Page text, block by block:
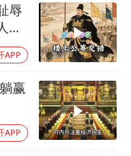
把枪口对准中国记者
言广告视频已下架
在海上打了个结
河南警方公开征集黑恶犯罪线索
构建更高水平的全民健身公共服务体系
辱
知
APP
赢
APP